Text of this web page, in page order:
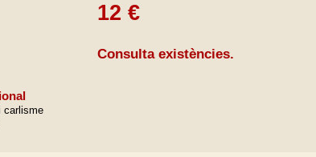
12 €
Consulta existències.
carlisme